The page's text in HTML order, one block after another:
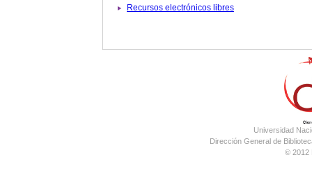
Recursos electrónicos libres
Universidad
Dirección General de
© 2012